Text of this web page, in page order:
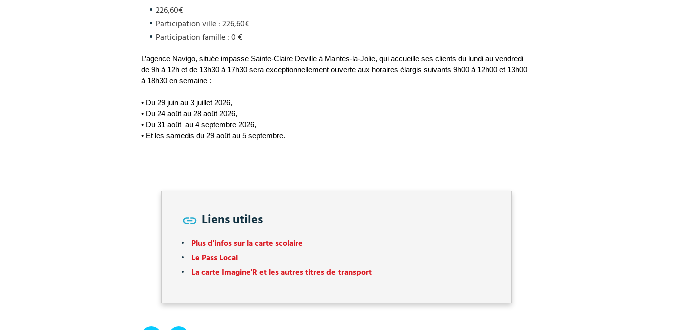
226,60€
Participation ville : 226,60€
Participation famille : 0 €
L’agence Navigo, située impasse Sainte-Claire Deville à Mantes-la-Jolie, qui accueille ses clients du lundi au vendredi
de 9h à 12h et de 13h30 à 17h30 sera exceptionnellement ouverte aux horaires élargis suivants 9h00 à 12h00 et 13h00
à 18h30 en semaine :
• Du 29 juin au 3 juillet 2026,
• Du 24 août au 28 août 2026,
• Du 31 août  au 4 septembre 2026,
• Et les samedis du 29 août au 5 septembre.
Liens utiles
Plus d'infos sur la carte scolaire
Le Pass Local
La carte Imagine'R et les autres titres de transport